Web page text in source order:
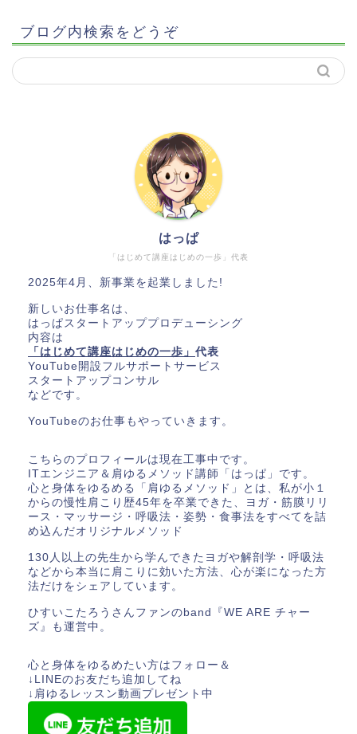
ブログ内検索をどうぞ
「はじめて講座はじめの一歩」代表
はっぱ
2025年4月、新事業を起業しました!
新しいお仕事名は、
はっぱスタートアッププロデューシング
内容は
「はじめて講座はじめの一歩」 代表
YouTube開設フルサポートサービス
スタートアップコンサル
などです。
YouTubeのお仕事もやっていきます。
こちらのプロフィールは現在工事中です。
ITエンジニア＆肩ゆるメソッド講師「はっぱ」です。
心と身体をゆるめる「肩ゆるメソッド」とは、私が小１
からの慢性肩こり歴45年を卒業できた、ヨガ・筋膜リリ
ース・マッサージ・呼吸法・姿勢・食事法をすべてを詰
め込んだオリジナルメソッド
130人以上の先生から学んできたヨガや解剖学・呼吸法
などから本当に肩こりに効いた方法、心が楽になった方
法だけをシェアしています。
ひすいこたろうさんファンのband『WE ARE チャー
ズ』も運営中。
心と身体をゆるめたい方はフォロー＆
↓LINEのお友だち追加してね
↓肩ゆるレッスン動画プレゼント中